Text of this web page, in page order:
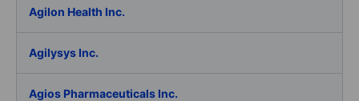
Agilon Health Inc.
Agilysys Inc.
Agios Pharmaceuticals Inc.